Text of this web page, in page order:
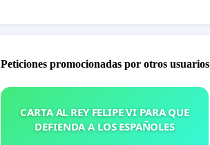
Peticiones promocionadas por otros usuarios
CARTA AL REY FELIPE VI PARA QUE
DEFIENDA A LOS ESPAÑOLES